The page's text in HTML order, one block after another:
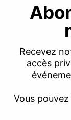
À cet effet,
présence
avant 1949.
cette